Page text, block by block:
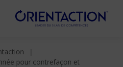
pour contrefaçon et